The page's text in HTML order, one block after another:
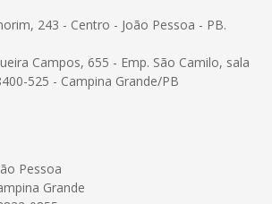
243 - Centro - João Pessoa - PB.
Campos, 655 - Emp. São Camilo, sala
525 - Campina Grande/PB
Pessoa
Grande